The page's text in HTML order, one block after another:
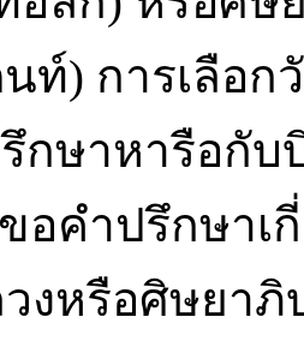
ท์) การเลือ
กษาหารือกับ
อคำปรึกษาเ
งหรือศิษยา